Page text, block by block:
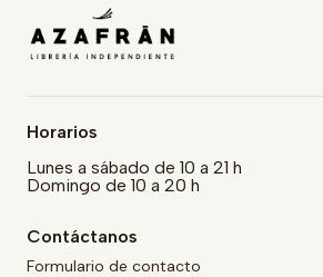
Horarios
Lunes a sábado de 10 a 21 h
Domingo de 10 a 20 h
Contáctanos
Formulario de contacto